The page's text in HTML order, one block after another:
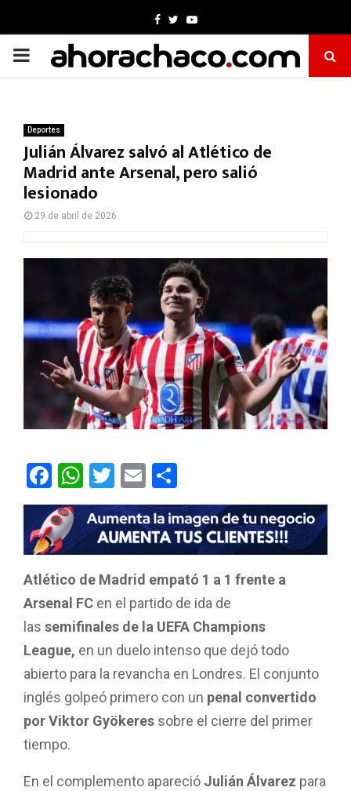
Facebook
TwitterYoutube
PRIMARY
Deportes
Julián Álvarez salvó al Atlético de
Madrid ante Arsenal, pero salió
lesionado
29 de abril de 2026
F
a
ce
b
o
o
k
W
h
at
s
A
p
p
T
wi
tt
er
E
m
ail
o
m
p
ar
tir
Atlético de Madrid empató 1 a 1 frente a
Arsenal FC en el partido de ida de
las semifinales de la UEFA Champions
League, en un duelo intenso que dejó todo
abierto para la revancha en Londres. El conjunto
inglés golpeó primero con un penal convertido
porViktor Gyökeres sobre el cierre del primer
tiempo.
En el complemento apareció Julián Álvarez para